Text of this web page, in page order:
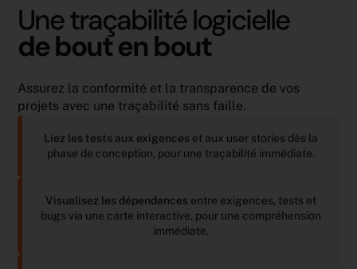
Une traçabilité logicielle
de bout en bout
Assurez la conformité et la transparence de vos
projets avec une traçabilité sans faille.
Liez les tests aux exigences et aux user stories dès la
phase de conception, pour une traçabilité immédiate.
Visualisez les dépendances entre exigences, tests et
bugs via une carte interactive, pour une compréhension
immédiate.